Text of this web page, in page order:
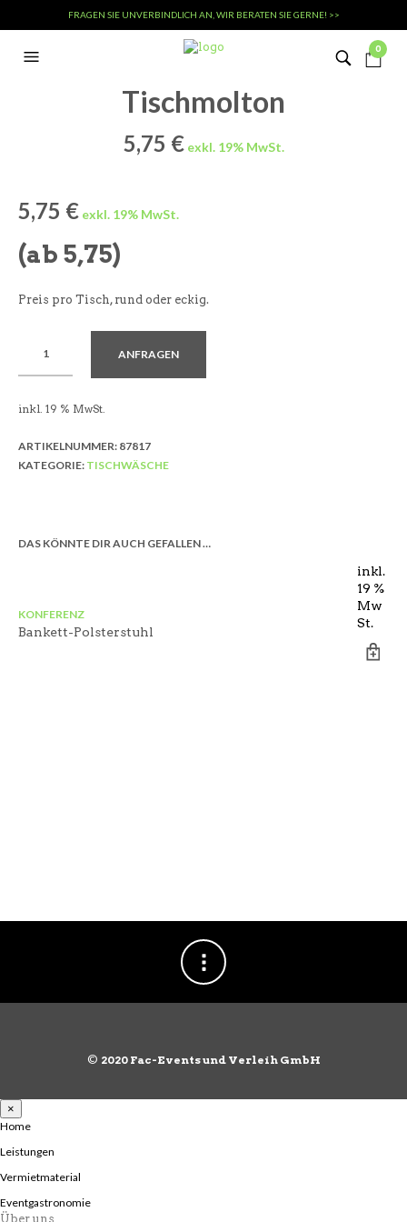
FRAGEN SIE UNVERBINDLICH AN, WIR BERATEN SIE GERNE! >>
0
Tischmolton
5,75 €
5,75 €
(ab 5,75)
Preis pro Tisch, rund oder eckig.
ANFRAGEN
inkl. 19 % MwSt.
ARTIKELNUMMER: 87817
KATEGORIE: TISCHWÄSCHE
DAS KÖNNTE DIR AUCH GEFALLEN …
inkl.
19 %
Mw
St.
KONFERENZ
Bankett-Polsterstuhl
© 2020 Fac-Events und Verleih GmbH
×
Home
Leistungen
Vermietmaterial
Eventgastronomie
Über uns